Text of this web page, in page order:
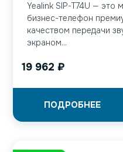
Yealink SIP-T74U — это
бизнес-телефон
качеством передачи
экраном...
19 962 ₽
ПОДРОБНЕЕ